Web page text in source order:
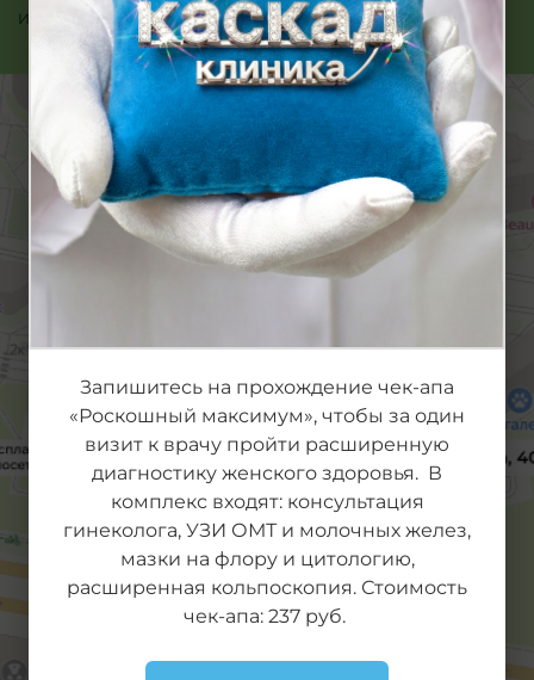
Или позвоните нам: 480
Запишитесь на прохождение чек-апа
«Роскошный максимум», чтобы за один
визит к врачу пройти расширенную
диагностику женского здоровья. В
комплекс входят: консультация
гинеколога, УЗИ ОМТ и молочных желез,
мазки на флору и цитологию,
расширенная кольпоскопия. Стоимость
чек-апа: 237 руб.